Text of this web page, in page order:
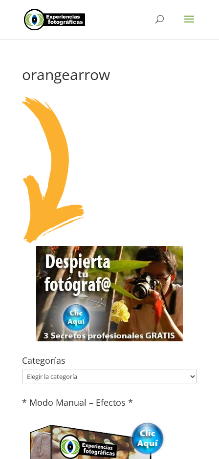
orangearrow
Categorías
Categorías
* Modo Manual – Efectos *